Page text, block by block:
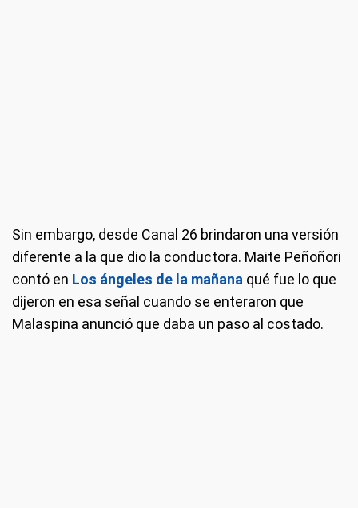
Sin embargo, desde Canal 26 brindaron una versión
diferente a la que dio la conductora. Maite Peñoñori
contó en Los ángeles de la mañana qué fue lo que
dijeron en esa señal cuando se enteraron que
Malaspina anunció que daba un paso al costado.